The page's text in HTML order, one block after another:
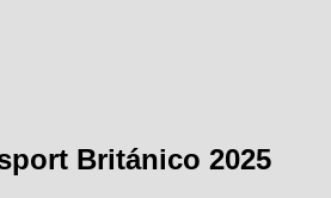
Británico 2025